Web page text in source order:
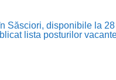
Săsciori, disponibile la
lista posturilor